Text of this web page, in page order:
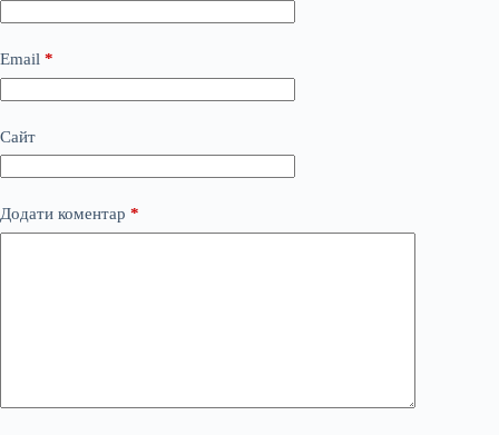
Email *
Сайт
Додати коментар *